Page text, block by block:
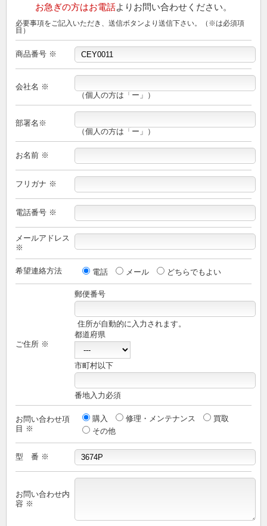
お急ぎの方はお電話よりお問い合わせください。
必要事項をご記入いただき、送信ボタンより送信下さい。（※は必須項
目）
商品番号 ※
会社名 ※
（個人の方は「ー」）
部署名※
（個人の方は「ー」）
お名前 ※
フリガナ ※
電話番号 ※
メールアドレス
※
希望連絡方法 電話 メール どちらでもよい
ご住所 ※
郵便番号
住所が自動的に入力されます。
都道府県
市町村以下
番地入力必須
お問い合わせ項
目 ※
購入 修理・メンテナンス
買取
その他
型 番 ※
お問い合わせ内
容 ※